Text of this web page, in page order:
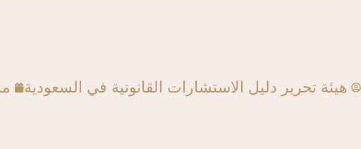
هيئة تحرير دليل الاستشارات القانونية في السعودية